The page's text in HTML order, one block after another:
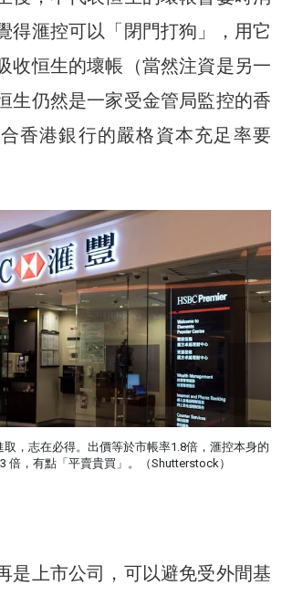
得滙控可以「閉門打狗」，用它
收恒生的壞帳（當然注資是另一
生仍然是一家受金管局監控的香
香港銀行的嚴格資本充足率要
，志在必得。出價等於市帳率1.8倍，滙控本身的
倍，有點「平賣貴買」。（Shutterstock）
是上市公司，可以避免受外間基